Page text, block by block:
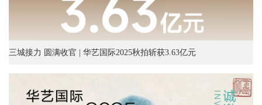
三城接力 圆满收官 | 华艺国际2025秋拍斩获3.63亿元